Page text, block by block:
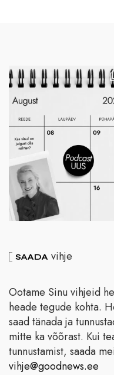
SAADA vihje
Ootame Sinu vihjeid
heade tegude kohta.
saad tänada ja
mitte ka võõrast. Kui
tunnustamist, saada
vihje@goodnews.ee